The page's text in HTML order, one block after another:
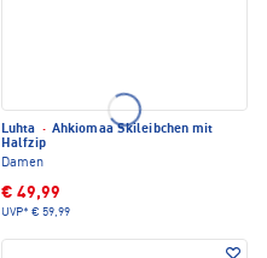
Luhta · Ahkiomaa Skileibchen mit
Halfzip
Damen
€ 49,99
UVP* € 59,99